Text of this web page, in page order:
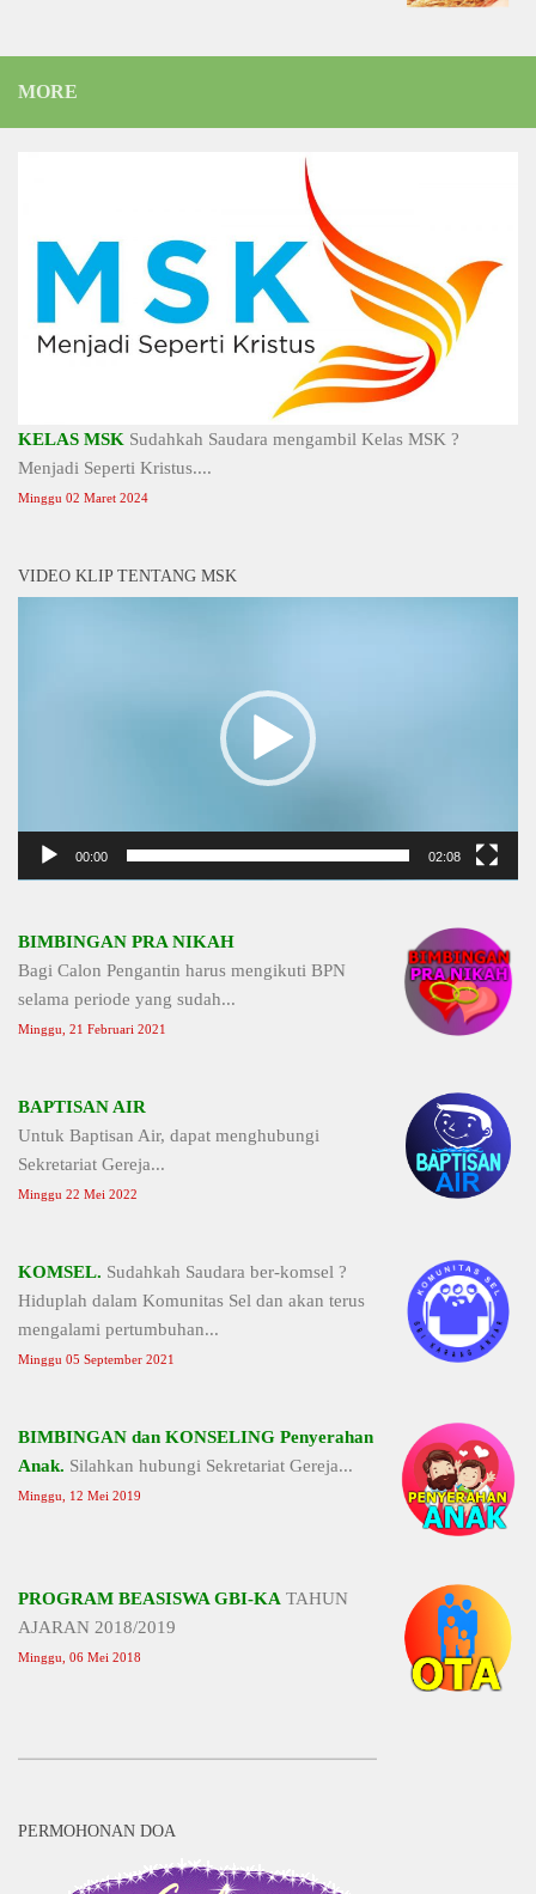
MORE
KELAS MSK Sudahkah Saudara mengambil Kelas MSK ?
Menjadi Seperti Kristus....
Minggu 02 Maret 2024
VIDEO KLIP TENTANG MSK
00:00 02:08
BIMBINGAN PRA NIKAH
Bagi Calon Pengantin harus mengikuti BPN
selama periode yang sudah...
Minggu, 21 Februari 2021
BAPTISAN AIR
Untuk Baptisan Air, dapat menghubungi
Sekretariat Gereja...
Minggu 22 Mei 2022
KOMSEL. Sudahkah Saudara ber-komsel ?
Hiduplah dalam Komunitas Sel dan akan terus
mengalami pertumbuhan...
Minggu 05 September 2021
BIMBINGAN dan KONSELING Penyerahan
Anak. Silahkan hubungi Sekretariat Gereja...
Minggu, 12 Mei 2019
PROGRAM BEASISWA GBI-KA TAHUN
AJARAN 2018/2019
Minggu, 06 Mei 2018
PERMOHONAN DOA